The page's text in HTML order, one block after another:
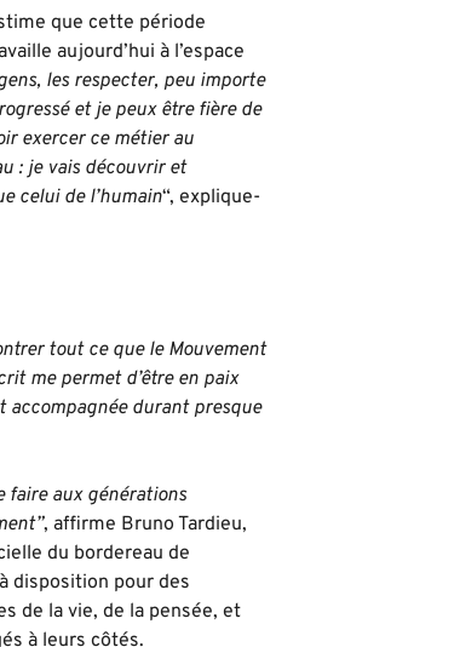
que cette période
aujourd’hui à l’espace
les respecter, peu importe
et je peux être fière de
exercer ce métier au
: je vais découvrir et
celui de l’humain“, explique-
tout ce que le Mouvement
me permet d’être en paix
accompagnée durant presque
faire aux générations
, affirme Bruno Tardieu,
du bordereau de
disposition pour des
de la vie, de la pensée, et
à leurs côtés.